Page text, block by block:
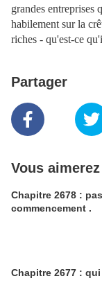
grandes entreprises
habilement sur la
riches - qu'est-ce
Partager
Vous
Chapitre 2678 :
commencement .
Chapitre 2677 :